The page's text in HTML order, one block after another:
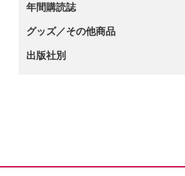
年間購読誌
グッズ／その他商品
出版社別